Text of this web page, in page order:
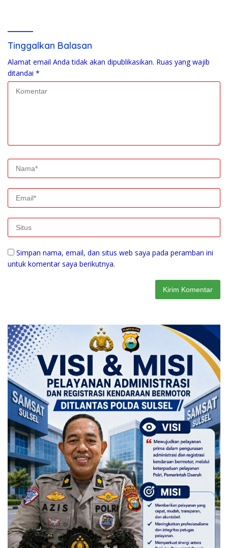
Tinggalkan Balasan
Alamat email Anda tidak akan dipublikasikan. Ruas yang wajib
ditandai *
Simpan nama, email, dan situs web saya pada peramban ini
untuk komentar saya berikutnya.